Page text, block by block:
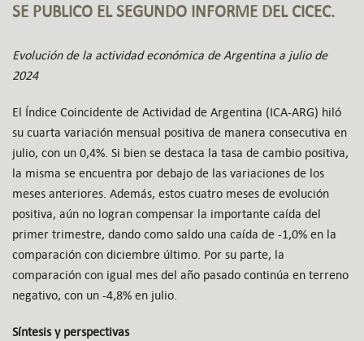
SE PUBLICO EL SEGUNDO INFORME DEL CICEC.
Evolución de la actividad económica de Argentina a julio de
2024
El Índice Coincidente de Actividad de Argentina (ICA-ARG) hiló
su cuarta variación mensual positiva de manera consecutiva en
julio, con un 0,4%. Si bien se destaca la tasa de cambio positiva,
la misma se encuentra por debajo de las variaciones de los
meses anteriores. Además, estos cuatro meses de evolución
positiva, aún no logran compensar la importante caída del
primer trimestre, dando como saldo una caída de -1,0% en la
comparación con diciembre último. Por su parte, la
comparación con igual mes del año pasado continúa en terreno
negativo, con un -4,8% en julio.
Síntesis y perspectivas